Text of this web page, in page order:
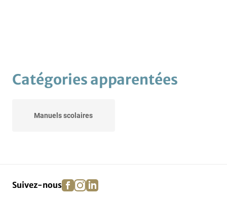
Catégories apparentées
Manuels scolaires
Suivez-nous facebook
instagram
linkedin